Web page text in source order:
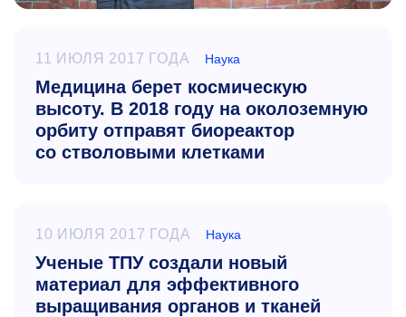
11 ИЮЛЯ 2017 ГОДА Наука
Медицина берет космическую
высоту. В 2018 году на околоземную
орбиту отправят биореактор
со стволовыми клетками
10 ИЮЛЯ 2017 ГОДА Наука
Ученые ТПУ создали новый
материал для эффективного
выращивания органов и тканей